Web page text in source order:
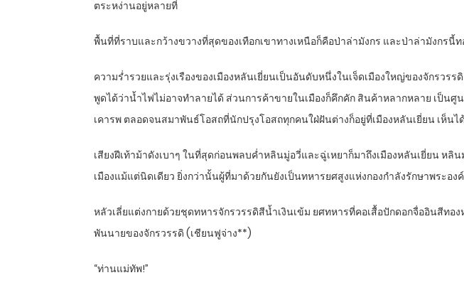
ตระหง่านอยู่หลายที่
พื้นที่ที่ราบและกว้างขวางที่สุดของเทือกเขาทางเหนือก็คือป่าล่ามังกร และป่าล่ามังก
ความร่ำรวยและรุ่งเรืองของเมืองหลันเยี่ยนเป็นอันดับหนึ่งในเจ็ดเมืองใหญ่ของจักรว
พูดได้ว่าน้ำไฟไม่อาจทำลายได้ ส่วนการค้าขายในเมืองก็คึกคัก สินค้าหลากหลาย เป็น
เคารพ ตลอดจนสมาพันธ์โอสถที่นักปรุงโอสถทุกคนใฝ่ฝันต่างก็อยู่ที่เมืองหลันเยี่ยน เห็น
เสียงฝีเท้าม้าดังเบาๆ ในที่สุดก่อนพลบค่ำหลินมู่อวี่และฉู่เหยาก็มาถึงเมืองหลันเยี่ยน
เมืองแม้แต่นิดเดียว ยิ่งกว่านั้นผู้ที่มาด้วยกันยังเป็นทหารยศสูงแห่งกองกำลังรักษาพระอ
หลัวเลี่ยแต่งกายด้วยชุดทหารจักรวรรดิสีน้ำเงินเข้ม ยศทหารที่คอเสื้อปักดอกจื่ออินสี
พันนายของจักรวรรดิ (เชียนฟูจ่าง**)
“ท่านแม่ทัพ!”